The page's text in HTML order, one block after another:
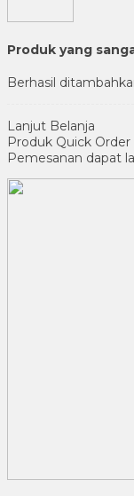
Produk yang
Berhasil
Lanjut Belanja
Produk Quick Order
Pemesanan dapat